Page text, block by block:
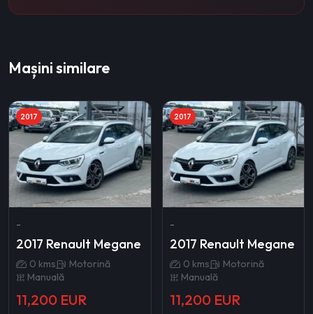
Mașini similare
2017
-
2017 Renault Megane
0 kms
Motorină
Manuală
11,200 EUR
2017
-
2017 Renault Megane
0 kms
Motorină
Manuală
11,200 EUR